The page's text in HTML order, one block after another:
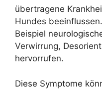
übertragene
Hundes
Beispiel
Verwirrung,
hervorrufen.
Diese Symptome